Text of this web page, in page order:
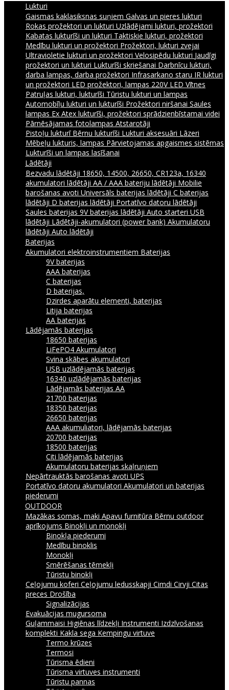
Lukturi
Gaismas kaklasiksnas suņiem Galvas un pieres lukturi
Rokas prožektori un lukturi Uzlādējami lukturi, prožektori
Kabatas lukturīši un lukturi Taktiskie lukturi, prožektori
Medību lukturi un prožektori Prožektori, lukturi zvejai
Ultravioletie lukturi un prožektori Velosipēdu lukturi Jaudīgi
prožektori un lukturi Lukturīši skriešanai Darbnīcu lukturi,
darba lampas, darba prožektori Infrasarkano staru IR lukturi
un prožektori LED prožektori, lampas 220V LED Vītnes
Patruļas lukturi, lukturīši Tūristu lukturi un lampas
Automobīļu lukturi un lukturīši Prožektori niršanai Saules
lampas Ex Atex lukturīši, prožektori sprādzienbīstamai videi
Pārnēsājamas fotolampas Atstarotāji
Pistoļu lukturī Bērnu lukturīši Lukturi aksesuāri Lāzeri
Mēbeļu lukturis, lampas Pārvietojamas apgaismes sistēmas
Lukturīši un lampas lasīšanai
Lādētāji
Bezvadu lādētāji 18650, 14500, 26650, CR123a, 16340
akumulatori lādētāji AA / AAA bateriju lādētāji Mobilie
barošanas avoti Universāls baterijas lādētāji C baterijas
lādētāji D baterijas lādētāji Portatīvo datoru lādētāji
Saules baterijas 9V baterijas lādētāji Auto starteri USB
lādētāji Lādētāji-akumulatori (power bank) Akumulatoru
lādētāji Auto lādētāji
Baterijas
Akumulatori elektroinstrumentiem Baterijas
9V baterijas
AAA baterijas
C baterijas
D baterijas,
Dzirdes aparātu elementi, baterijas
Litija baterijas
AA baterijas
Lādējamās baterijas
18650 baterijas
LiFePO4 Akumulatori
Svina skābes akumulatori
USB uzlādējamās baterijas
16340 uzlādējamās baterijas
Lādējamās baterijas AA
21700 baterijas
18350 baterijas
26650 baterijas
AAA akumuliatori, lādējamās baterijas
20700 baterijas
18500 baterijas
Citi lādējamās baterijas
Akumulatoru baterijas skaļruņiem
Nepārtrauktās barošanas avoti UPS
Portatīvo datoru akumulatori Akumulatori un baterijas
piederumi
OUTDOOR
Mazākas somas, maki Apavu furnitūra Bērnu outdoor
aprīkojums Binokļi un monokļi
Binokļa piederumi
Medību binoklis
Monokļi
Smērēšanas tēmekļi
Tūristu binokļi
Ceļojumu koferi Ceļojumu ledusskapji Cimdi Cirvji Citas
preces Drošība
Signalizācijas
Evakuācijas mugursoma
Guļammaisi Higiēnas līdzekļi Instrumenti Izdzīvošanas
komplekti Kakla sega Kempingu virtuve
Termo krūzes
Termosi
Tūrisma ēdieni
Tūrisma virtuves instrumenti
Tūristu pannas